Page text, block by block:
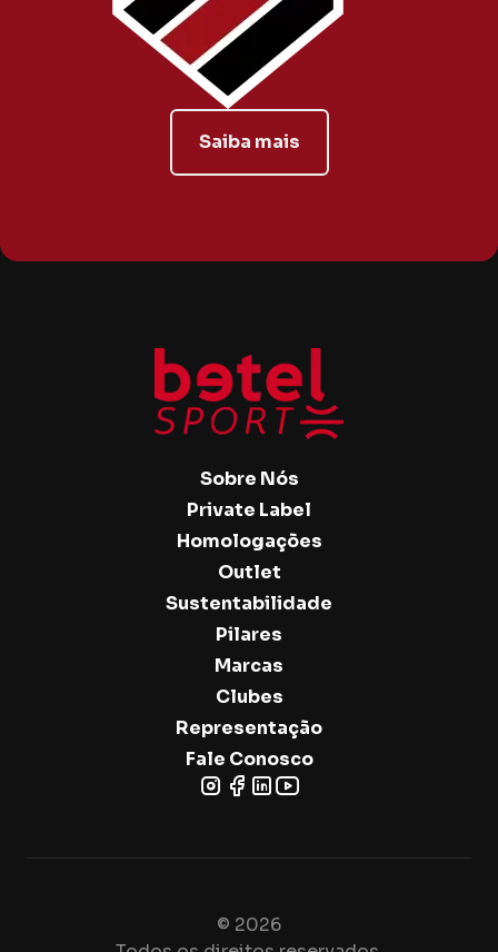
Saiba mais
Sobre Nós
Private Label
Homologações
Outlet
Sustentabilidade
Pilares
Marcas
Clubes
Representação
Fale Conosco
© 2026